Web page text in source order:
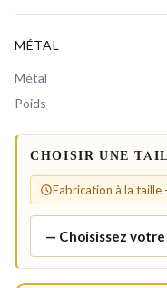
MÉTAL
Métal
Poids
CHOISIR UNE
Fabrication à la